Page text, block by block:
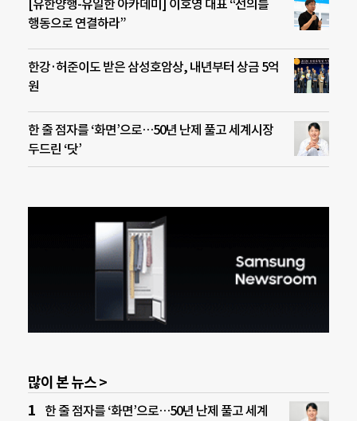
[유한양행-유일한 아카데미] 이호영 대표 “선의를
행동으로 연결하라”
한강·허준이도 받은 삼성호암상, 내년부터 상금 5억
원
한 줄 점자를 ‘화면’으로…50년 난제 풀고 세계시장
두드린 ‘닷’
많이 본 뉴스 >
한 줄 점자를 ‘화면’으로…50년 난제 풀고 세계